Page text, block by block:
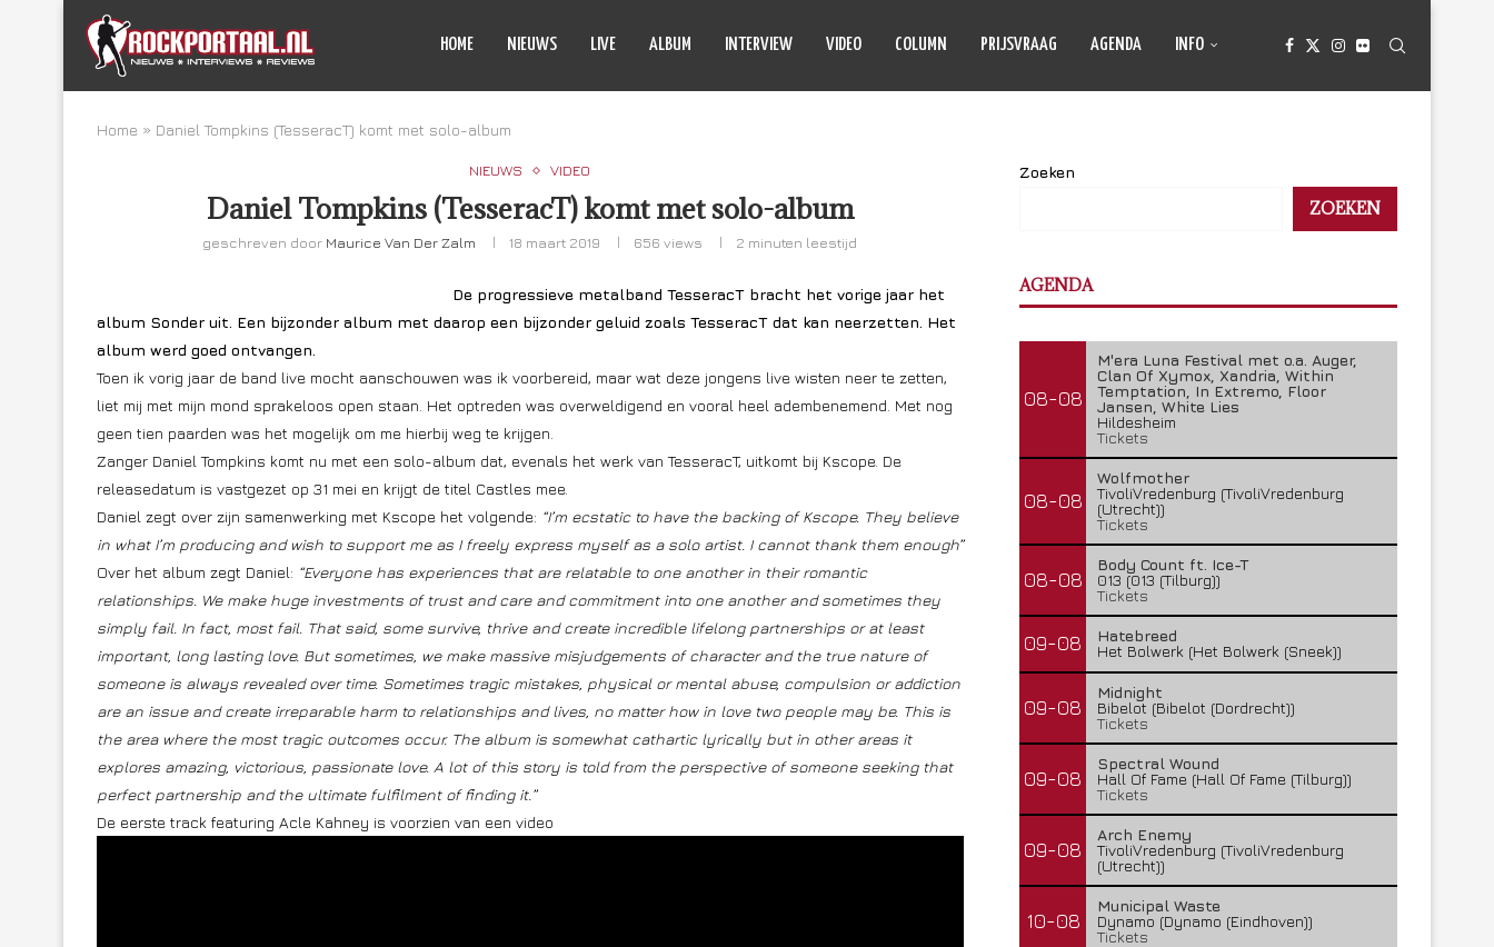
HOME NIEUWS LIVE ALBUM INTERVIEW VIDEO COLUMN PRIJSVRAAG AGENDA INFO
Home » Daniel Tompkins (TesseracT) komt met solo-album
NIEUWS VIDEO
Daniel Tompkins (TesseracT) komt met solo-album
geschreven door Maurice Van Der Zalm 18 maart 2019 656 views 2 minuten leestijd
De progressieve metalband TesseracT bracht het vorige jaar het
album Sonder uit. Een bijzonder album met daarop een bijzonder geluid zoals TesseracT dat kan neerzetten. Het
album werd goed ontvangen.
Toen ik vorig jaar de band live mocht aanschouwen was ik voorbereid, maar wat deze jongens live wisten neer te zetten,
liet mij met mijn mond sprakeloos open staan. Het optreden was overweldigend en vooral heel adembenemend. Met nog
geen tien paarden was het mogelijk om me hierbij weg te krijgen.
Zanger Daniel Tompkins komt nu met een solo-album dat, evenals het werk van TesseracT, uitkomt bij Kscope. De
releasedatum is vastgezet op 31 mei en krijgt de titel Castles mee.
Daniel zegt over zijn samenwerking met Kscope het volgende: “I’m ecstatic to have the backing of Kscope. They believe
in what I’m producing and wish to support me as I freely express myself as a solo artist. I cannot thank them enough”
Over het album zegt Daniel: “Everyone has experiences that are relatable to one another in their romantic
relationships. We make huge investments of trust and care and commitment into one another and sometimes they
simply fail. In fact, most fail. That said, some survive, thrive and create incredible lifelong partnerships or at least
important, long lasting love. But sometimes, we make massive misjudgements of character and the true nature of
someone is always revealed over time. Sometimes tragic mistakes, physical or mental abuse, compulsion or addiction
are an issue and create irreparable harm to relationships and lives, no matter how in love two people may be. This is
the area where the most tragic outcomes occur. The album is somewhat cathartic lyrically but in other areas it
explores amazing, victorious, passionate love. A lot of this story is told from the perspective of someone seeking that
perfect partnership and the ultimate fulfilment of finding it.”
De eerste track featuring Acle Kahney is voorzien van een video
Zoeken
ZOEKEN
AGENDA
08-08
M'era Luna Festival met o.a. Auger,
Clan Of Xymox, Xandria, Within
Temptation, In Extremo, Floor
Jansen, White Lies
Hildesheim
Tickets
08-08
Wolfmother
TivoliVredenburg (TivoliVredenburg
(Utrecht))
Tickets
08-08
Body Count ft. Ice-T
013 (013 (Tilburg))
Tickets
09-08
Hatebreed
Het Bolwerk (Het Bolwerk (Sneek))
09-08
Midnight
Bibelot (Bibelot (Dordrecht))
Tickets
09-08
Spectral Wound
Hall Of Fame (Hall Of Fame (Tilburg))
Tickets
09-08
Arch Enemy
TivoliVredenburg (TivoliVredenburg
(Utrecht))
10-08
Municipal Waste
Dynamo (Dynamo (Eindhoven))
Tickets